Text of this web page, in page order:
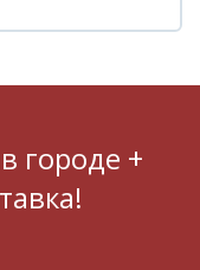
городе +